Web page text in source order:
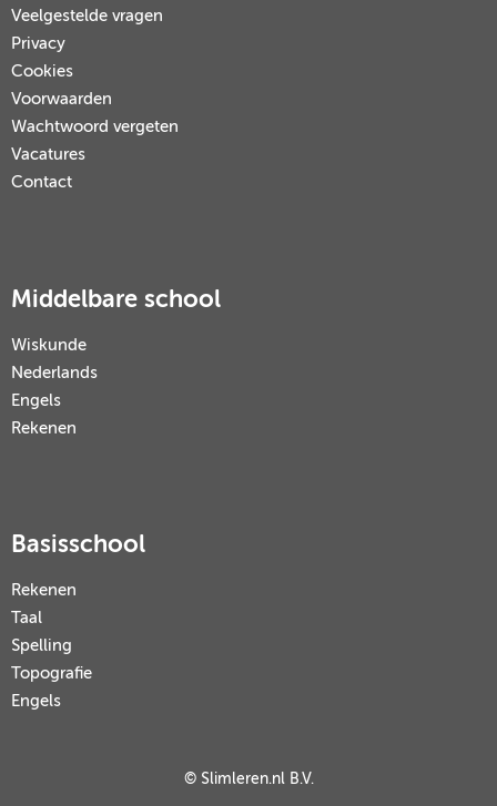
Veelgestelde vragen
Privacy
Cookies
Voorwaarden
Wachtwoord vergeten
Vacatures
Contact
Middelbare school
Wiskunde
Nederlands
Engels
Rekenen
Basisschool
Rekenen
Taal
Spelling
Topografie
Engels
© Slimleren.nl B.V.